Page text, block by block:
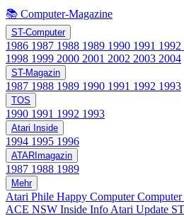
📚 Computer-Magazine
ST-Computer
1986 1987 1988 1989 1990 1991 1992
1998 1999 2000 2001 2002 2003 2004
ST-Magazin
1987 1988 1989 1990 1991 1992 1993
TOS
1990 1991 1992 1993
Atari Inside
1994 1995 1996
ATARImagazin
1987 1988 1989
Mehr
Atari Phile Happy Computer
ACE NSW Inside Info Atari Update